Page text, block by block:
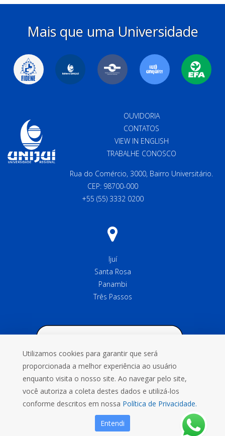
Mais que uma Universidade
OUVIDORIA
CONTATOS
VIEW IN ENGLISH
TRABALHE CONOSCO
Rua do Comércio, 3000, Bairro Universitário.
CEP: 98700-000
+55 (55) 3332 0200
Ijuí
Santa Rosa
Panambi
Três Passos
Utilizamos cookies para garantir que será
proporcionada a melhor experiência ao usuário
enquanto visita o nosso site. Ao navegar pelo site,
você autoriza a coleta destes dados e utilizá-los
conforme descritos em nossa Política de Privacidade.
Entendi